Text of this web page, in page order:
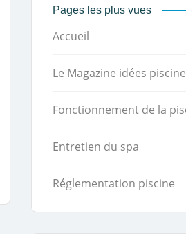
Pages les plus vues
Accueil
Le Magazine idées piscine
Fonctionnement de la
Entretien du spa
Réglementation piscine